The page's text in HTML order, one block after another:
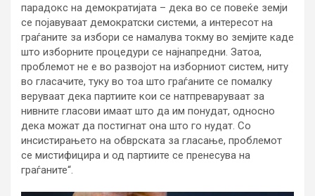
парадокс на демократијата – дека во се повеќе земји
се појавуваат демократски системи, а интересот на
граѓаните за избори се намалува токму во земјите каде
што изборните процедури се најнапредни. Затоа,
проблемот не е во развојот на изборниот систем, ниту
во гласачите, туку во тоа што граѓаните се помалку
веруваат дека партиите кои се натпреваруваат за
нивните гласови имаат што да им понудат, односно
дека можат да постигнат она што го нудат. Со
инсистирањето на обврската за гласање, проблемот
се мистифицира и од партиите се пренесува на
граѓаните“.